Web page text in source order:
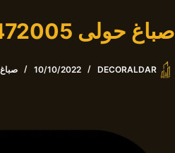
صباغ حولى 66472005
DECORALDAR
10/10/2022 صباغ